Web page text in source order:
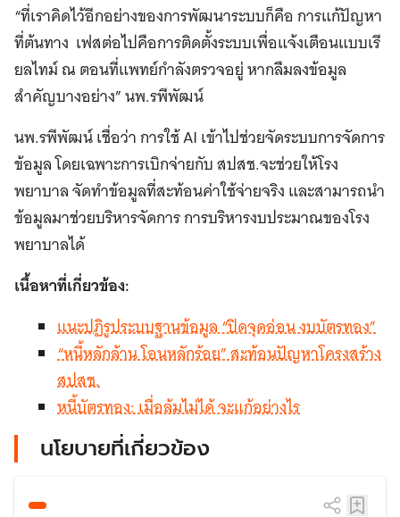
“ที่เราคิดไว้อีกอย่างของการพัฒนาระบบก็คือ การแก้ปัญหา
ที่ต้นทาง เฟสต่อไปคือการติดตั้งระบบเพื่อแจ้งเตือนแบบเรี
ยลไทม์ ณ ตอนที่แพทย์กำลังตรวจอยู่ หากลืมลงข้อมูล
สำคัญบางอย่าง” นพ.รพีพัฒน์
นพ.รพีพัฒน์ เชื่อว่า การใช้ AI เข้าไปช่วยจัดระบบการจัดการ
ข้อมูล โดยเฉพาะการเบิกจ่ายกับ สปสช.จะช่วยให้โรง
พยาบาล จัดทำข้อมูลที่สะท้อนค่าใช้จ่ายจริง และสามารถนำ
ข้อมูลมาช่วยบริหารจัดการ การบริหารงบประมาณของโรง
พยาบาลได้
เนื้อหาที่เกี่ยวข้อง:
แนะปฏิรูประบบฐานข้อมูล “ปิดจุดอ่อน งบบัตรทอง”
“หนี้หลักล้าน โอนหลักร้อย” สะท้อนปัญหาโครงสร้าง
สปสช.
หนี้บัตรทอง: เมื่อล้มไม่ได้ จะแก้อย่างไร
นโยบายที่เกี่ยวข้อง